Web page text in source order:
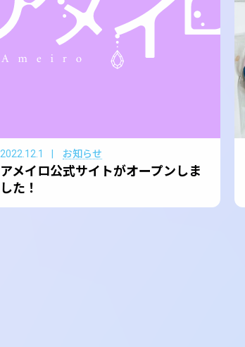
2022.12.1 お知らせ
アメイロ公式サイトがオープンしま
した！